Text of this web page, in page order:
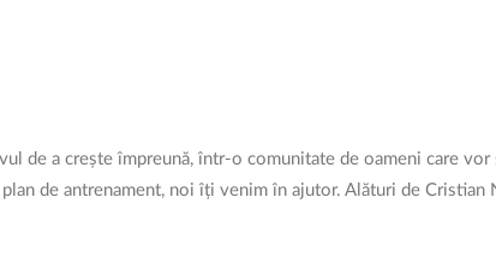
de a crește împreună, într-o comunitate de oameni care
de antrenament, noi îți venim în ajutor. Alături de Cristian